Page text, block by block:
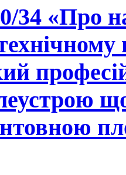
34 «Про